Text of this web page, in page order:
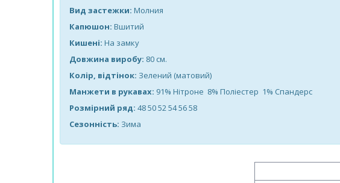
Вид застежки: Молния
Капюшон: Вшитий
Кишені: На замку
Довжина виробу: 80 см.
Колір, відтінок: Зелений (матовий)
Манжети в рукавах: 91% Нітроне 8% Поліестер 1% Спандерс
Розмірний ряд: 48 50 52 54 56 58
Сезонність: Зима